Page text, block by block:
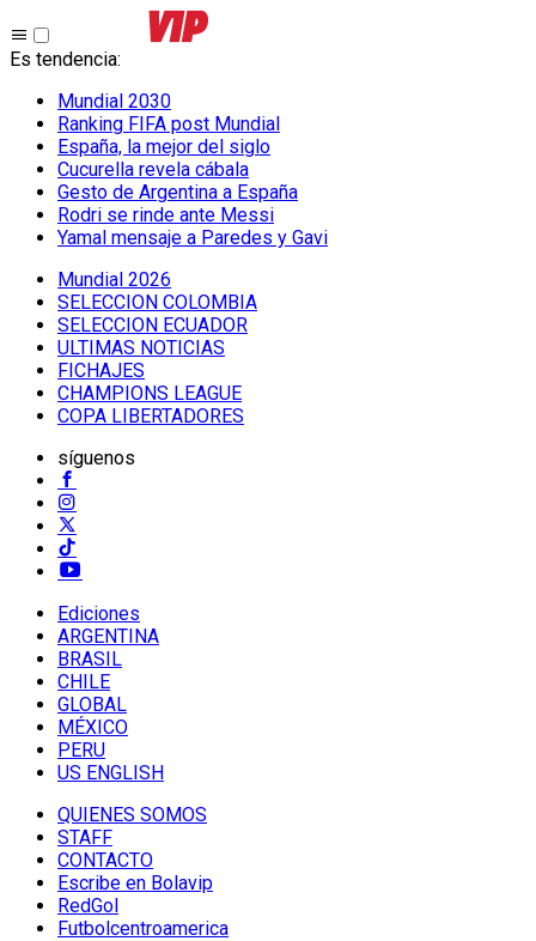
Es tendencia:
Mundial 2030
Ranking FIFA post Mundial
España, la mejor del siglo
Cucurella revela cábala
Gesto de Argentina a España
Rodri se rinde ante Messi
Yamal mensaje a Paredes y Gavi
Mundial 2026
SELECCION COLOMBIA
SELECCION ECUADOR
ULTIMAS NOTICIAS
FICHAJES
CHAMPIONS LEAGUE
COPA LIBERTADORES
síguenos
Ediciones
ARGENTINA
BRASIL
CHILE
GLOBAL
MÉXICO
PERU
US ENGLISH
QUIENES SOMOS
STAFF
CONTACTO
Escribe en Bolavip
RedGol
Futbolcentroamerica